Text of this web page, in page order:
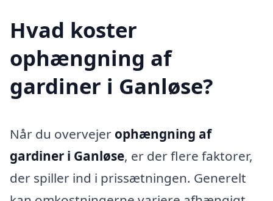
Hvad koster
ophængning af
gardiner i Ganløse?
Når du overvejer ophængning af
gardiner i Ganløse, er der flere faktorer,
der spiller ind i prissætningen. Generelt